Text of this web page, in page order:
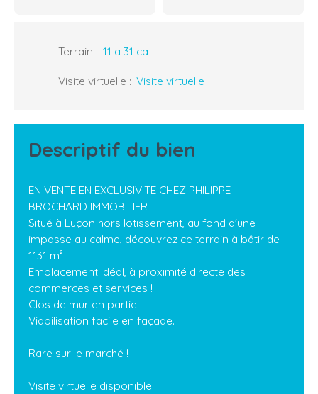
Terrain : 11 a 31 ca
Visite virtuelle : Visite virtuelle
Descriptif du bien
EN VENTE EN EXCLUSIVITE CHEZ PHILIPPE
BROCHARD IMMOBILIER
Situé à Luçon hors lotissement, au fond d'une
impasse au calme, découvrez ce terrain à bâtir de
1131 m² !
Emplacement idéal, à proximité directe des
commerces et services !
Clos de mur en partie.
Viabilisation facile en façade.
Rare sur le marché !
Visite virtuelle disponible.